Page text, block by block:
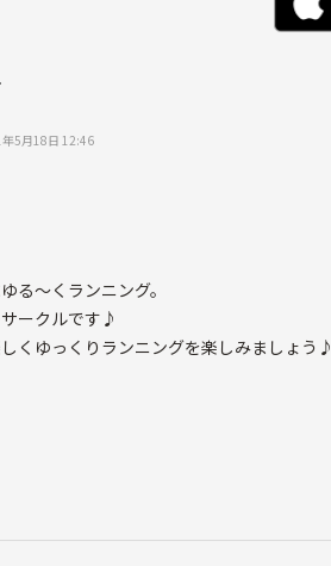
5月18日 12:46
る〜くランニング。
ークルです♪
くゆっくりランニングを楽しみましょう♪